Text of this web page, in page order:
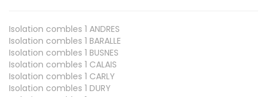
Isolation combles 1 ANDRES
Isolation combles 1 BARALLE
Isolation combles 1 BUSNES
Isolation combles 1 CALAIS
Isolation combles 1 CARLY
Isolation combles 1 DURY